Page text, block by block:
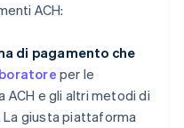
ACH:
di pagamento che
per le
ACH e gli altri metodi di
giusta piattaforma